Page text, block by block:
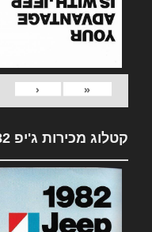
«
‹
קטלוג מכירות ג'יפ 1982